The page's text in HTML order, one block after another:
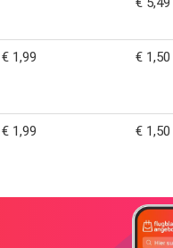
€ 1,99 € 1,50
€ 1,99 € 1,50